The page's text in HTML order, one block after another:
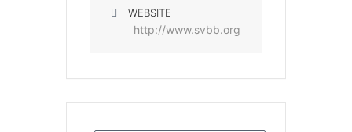
WEBSITE
http://www.svbb.org